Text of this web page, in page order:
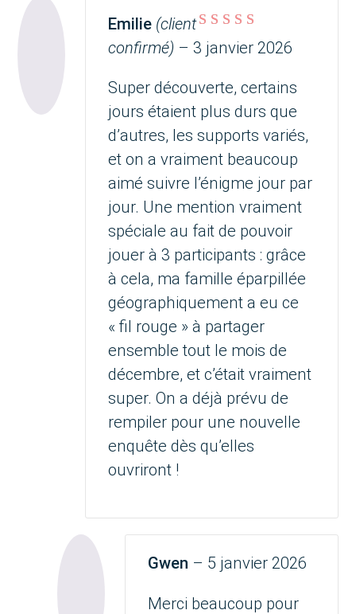
Note 5sur 5
Emilie (client
confirmé) – 3 janvier 2026
Super découverte, certains
jours étaient plus durs que
d’autres, les supports variés,
et on a vraiment beaucoup
aimé suivre l’énigme jour par
jour. Une mention vraiment
spéciale au fait de pouvoir
jouer à 3 participants : grâce
à cela, ma famille éparpillée
géographiquement a eu ce
« fil rouge » à partager
ensemble tout le mois de
décembre, et c’était vraiment
super. On a déjà prévu de
rempiler pour une nouvelle
enquête dès qu’elles
ouvriront !
Gwen – 5 janvier 2026
Merci beaucoup pour